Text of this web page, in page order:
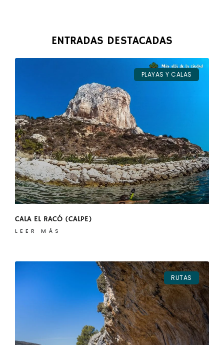
ENTRADAS DESTACADAS
PLAYAS Y CALAS
CALA EL RACÓ (CALPE)
LEER MÁS
RUTAS